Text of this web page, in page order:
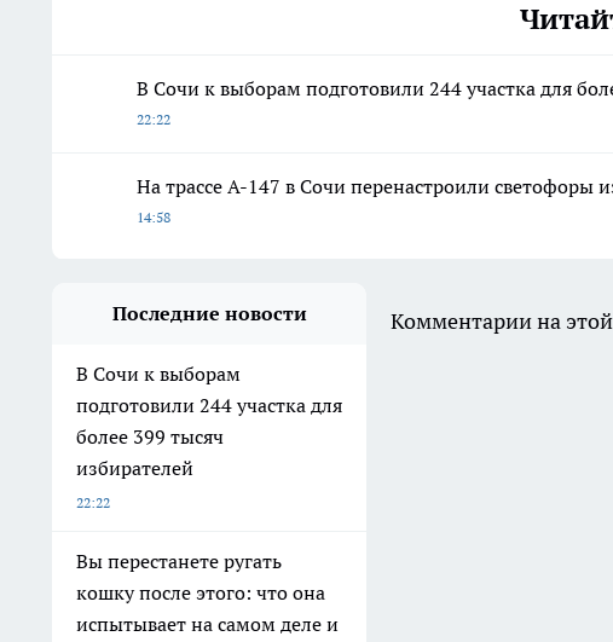
В Сочи к выборам подготовили 244 участка для
22:22
На трассе А-147 в Сочи перенастроили светофоры
14:58
Последние новости
В Сочи к выборам
подготовили 244 участка для
более 399 тысяч
избирателей
22:22
Вы перестанете ругать
кошку после этого: что она
испытывает на самом деле и
Комментарии на